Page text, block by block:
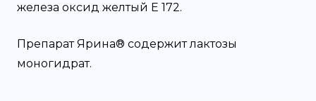
железа оксид желтый Е 172.
Препарат Ярина® содержит лактозы
моногидрат.